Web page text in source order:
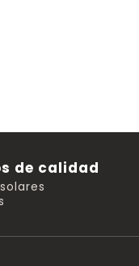
de calidad